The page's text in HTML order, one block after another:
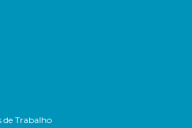
de Trabalho